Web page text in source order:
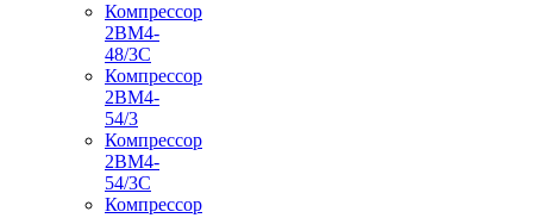
Компрессор
2ВМ4-
48/3С
Компрессор
2ВМ4-
54/3
Компрессор
2ВМ4-
54/3С
Компрессор